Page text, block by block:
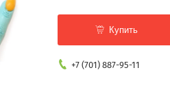
Купить
+7 (701) 887-95-11